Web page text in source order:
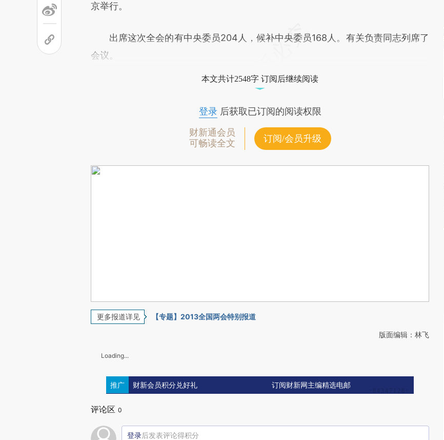
京举行。
出席这次全会的有中央委员204人，候补中央委员168人。有关负责同志列席了
会议。
本文共计2548字 订阅后继续阅读
登录后获取已订阅的阅读权限
财新通会员
可畅读全文
订阅/会员升级
更多报道详见 【专题】2013全国两会特别报道
版面编辑：林飞
Loading...
推广 财新会员积分兑好礼 订阅财新网主编精选电邮
评论区 0
登录后发表评论得积分